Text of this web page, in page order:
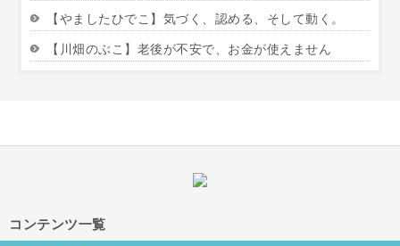
【やましたひでこ】気づく、認める、そして動く。
【川畑のぶこ】老後が不安で、お金が使えません
コンテンツ一覧